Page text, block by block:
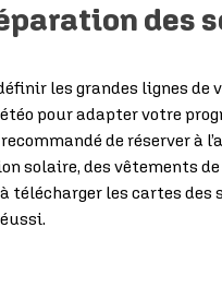
des
les grandes lignes
pour adapter votre
de réserver à
solaire, des vêtements
télécharger les cartes